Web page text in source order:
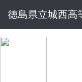
徳島県立城西高